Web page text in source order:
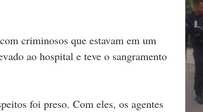
criminosos que estavam em um
ao hospital e teve o sangramento
foi preso. Com eles, os agentes